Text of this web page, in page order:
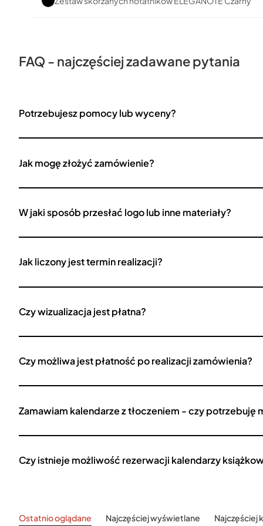
FAQ - najczęściej zadawane pytania
Potrzebujesz pomocy lub wyceny?
Jak mogę złożyć zamówienie?
W jaki sposób przesłać logo lub inne materiały?
Jak liczony jest termin realizacji?
Czy wizualizacja jest płatna?
Czy możliwa jest płatność po realizacji zamówienia?
Zamawiam kalendarze z tłoczeniem - czy potrzebuję
Czy istnieje możliwość rezerwacji kalendarzy
Ostatnio oglądane Najczęściej wyświetlane Najczęściej